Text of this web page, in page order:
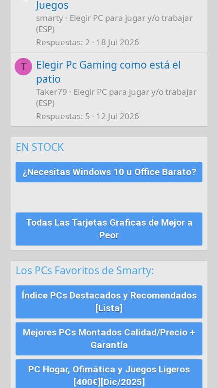
Juegos
smarty
Elegir PC para jugar y/o trabajar
(ESP)
Respuestas 2 18 Jul 2026
T
Elegir Pc Gaming como está el
patio
Taker79
Elegir PC para jugar y/o trabajar
(ESP)
Respuestas 5 12 Jul 2026
EN STOCK
¿Necesitas Windows 10 u Office Barato?
Todas Las Tarjetas Graficas de Mejor a
Peor
Los PCs Favoritos de Smarty:
Índice PCs Destacados y Recomendados
[Lista]
Mejores PCs Montados Calidad/Precio +
Garantía
PC Hogar, Ofimática y Juegos Ligeros
[400€][Dic/2025]